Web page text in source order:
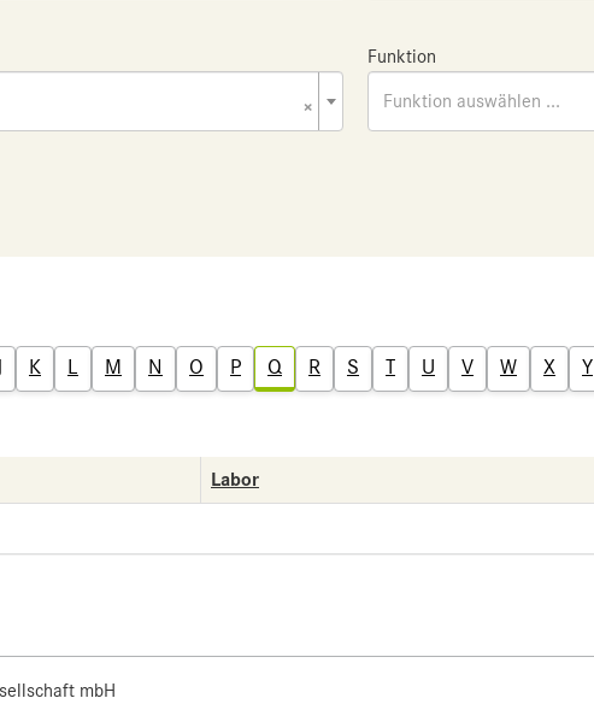
×
Funktion
Funktion auswählen ...
J K L M N O P Q R S T U V W X Y
Labor
mbH